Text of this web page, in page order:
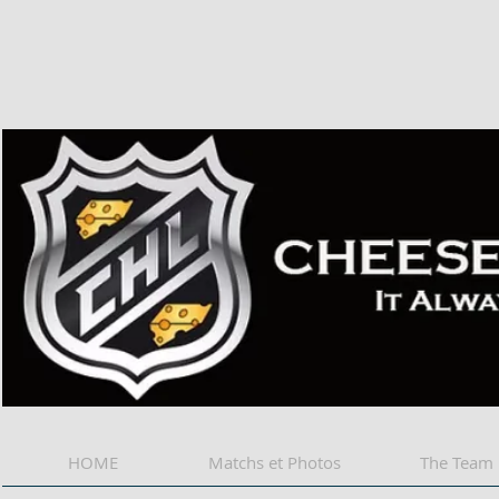
Cheese
HOME Matchs et Photos The Team